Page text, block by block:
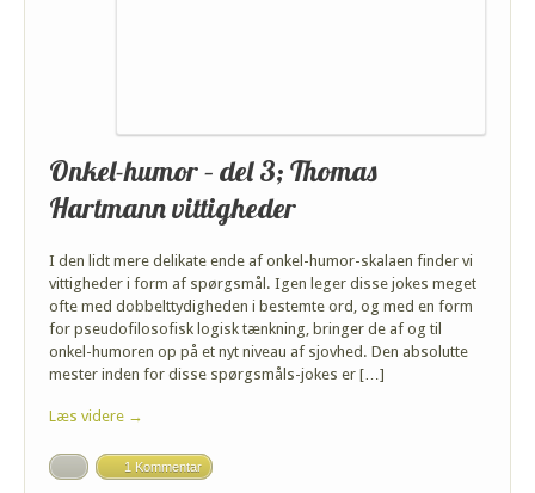
Onkel-humor – del 3; Thomas
Hartmann vittigheder
I den lidt mere delikate ende af onkel-humor-skalaen finder vi
vittigheder i form af spørgsmål. Igen leger disse jokes meget
ofte med dobbelttydigheden i bestemte ord, og med en form
for pseudofilosofisk logisk tænkning, bringer de af og til
onkel-humoren op på et nyt niveau af sjovhed. Den absolutte
mester inden for disse spørgsmåls-jokes er […]
Læs videre →
1 Kommentar